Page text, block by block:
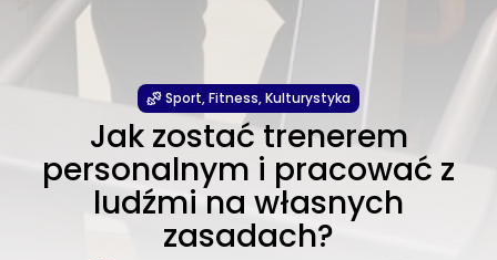
Sport, Fitness, Kulturystyka
Jak zostać trenerem
personalnym i pracować z
ludźmi na własnych
zasadach?